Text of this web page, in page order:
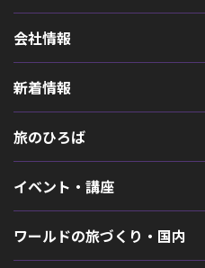
会社情報
新着情報
旅のひろば
イベント・講座
ワールドの旅づくり・国内